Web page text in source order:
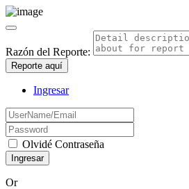
Razón del Reporte:
Reporte aquí
Ingresar
Olvidé Contraseña
Or